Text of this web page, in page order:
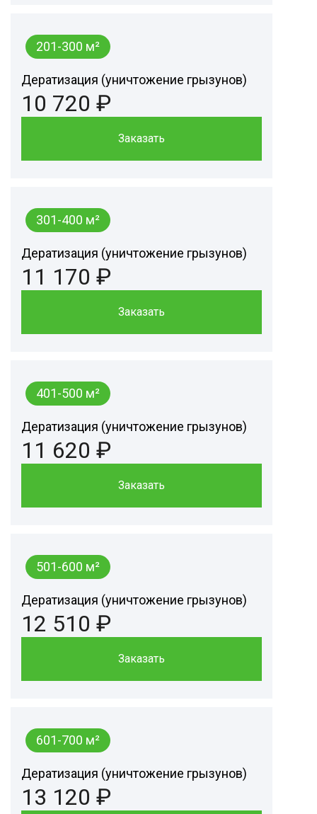
201-300 м²
Дератизация (уничтожение грызунов)
10 720 ₽
Заказать
301-400 м²
Дератизация (уничтожение грызунов)
11 170 ₽
Заказать
401-500 м²
Дератизация (уничтожение грызунов)
11 620 ₽
Заказать
501-600 м²
Дератизация (уничтожение грызунов)
12 510 ₽
Заказать
601-700 м²
Дератизация (уничтожение грызунов)
13 120 ₽